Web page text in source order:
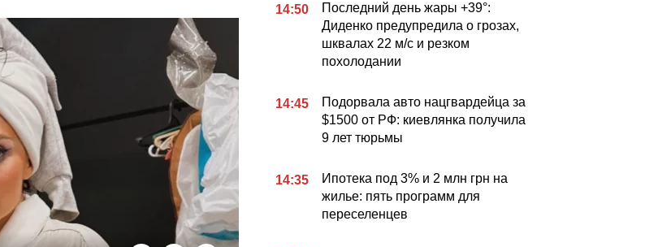
14:50
Последний день жары +39°:
Диденко предупредила о грозах,
шквалах 22 м/с и резком
похолодании
14:45
Подорвала авто нацгвардейца за
$1500 от РФ: киевлянка получила
9 лет тюрьмы
14:35
Ипотека под 3% и 2 млн грн на
жилье: пять программ для
переселенцев